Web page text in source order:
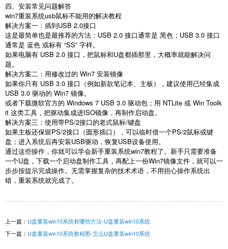
四、安装常见问题解答
win7重装系统usb鼠标不能用的解决教程
解决方案一：插到USB 2.0接口
这是最简单也是最推荐的方法： USB 2.0 接口通常是 黑色； USB 3.0 接口
通常是 蓝色 或标有 “SS” 字样。
如果电脑有 USB 2.0 接口，把鼠标和U盘都插那里，大概率就能解决问
题。
解决方案二：用修改过的 Win7 安装镜像
如果你只有 USB 3.0 接口（例如新款笔记本、主板），建议使用已经集成
USB 3.0 驱动的 Win7 镜像。
或者下载微软官方的 Windows 7 USB 3.0 驱动包；用 NTLite 或 Win Toolk
it 这类工具，把驱动集成进ISO镜像，再制作启动盘。
解决方案三：使用带PS/2接口的老式鼠标/键盘
如果主板还保留PS/2接口（圆形插口），可以临时借一个PS/2鼠标或键
盘；进入系统后再安装USB驱动，恢复USB设备使用。
通过这些操作，你就可以学会新手重装系统win7教程了。新手只需要准备
一个U盘，下载一个启动盘制作工具，再配上一份Win7镜像文件，就可以一
步步按提示完成操作。无需掌握复杂的技术术语，不用担心操作系统出
错，重装系统就完成了。
上一篇： U盘重装win10系统有哪些方法-U盘重装win10系统
下一篇： U盘重装win10系统教程图-怎么U盘重装win10系统